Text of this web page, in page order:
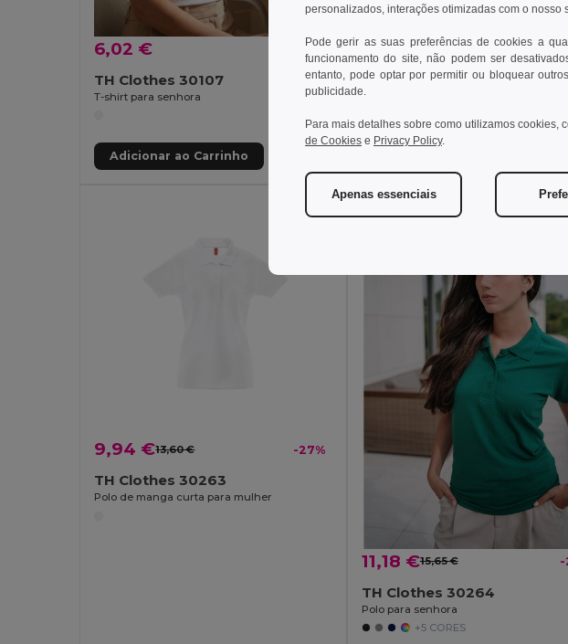
6,02 €
TH Clothes 30107
T-shirt para senhora
Adicionar ao Carrinho
7,05 €
TH Clothes 30108
T-shirt para senhora
9,94 €13,60 € -27%
TH Clothes 30263
Polo de manga curta para mulher
11,18 €15,65 € -
TH Clothes 30264
Polo para senhora
+5 CORES
personalizados, interações otimizadas com o nosso
Pode gerir as suas preferências de cookies a
funcionamento do site, não podem ser
entanto, pode optar por permitir ou bloquear
publicidade.
Para mais detalhes sobre como utilizamos cookies,
de Cookies e Privacy Policy.
Apenas essenciais